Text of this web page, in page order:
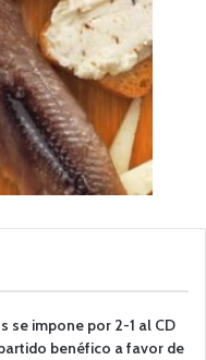
se impone por 2-1 al CD
benéfico a favor de